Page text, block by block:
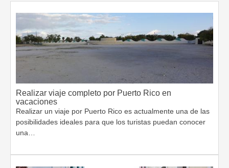
Realizar viaje completo por Puerto Rico en
vacaciones
Realizar un viaje por Puerto Rico es actualmente una de las
posibilidades ideales para que los turistas puedan conocer
una…